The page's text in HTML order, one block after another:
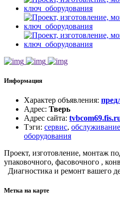
Информация
Характер объявления:
Адрес: Тверь
Адрес сайта:
Тэги: сервис, обслуживание
оборудования
Проект, изготовление, монтаж
упаковочного, фасовочного ,
Диагностика и ремонт вашего
Метка на карте